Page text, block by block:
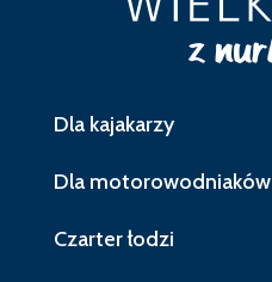
Dla kajakarzy
Dla motorowodniaków
Czarter łodzi